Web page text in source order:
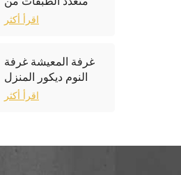
خشب الجوز
اقرأ أكثر
غرفة المعيشة غرفة
النوم ديكور المنزل
إطار الصورة الرخام
اقرأ أكثر